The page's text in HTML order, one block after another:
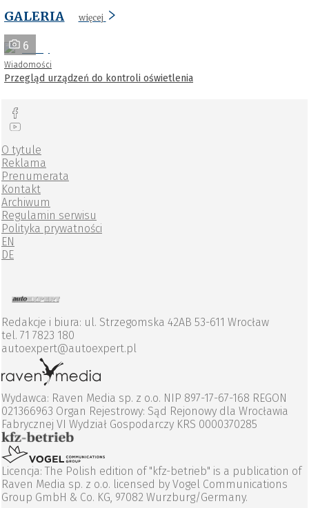
GALERIA więcej
6
Wiadomości
Przegląd urządzeń do kontroli oświetlenia
O tytule
Reklama
Prenumerata
Kontakt
Archiwum
Regulamin serwisu
Polityka prywatności
EN
DE
Redakcje i biura: ul. Strzegomska 42AB 53-611 Wrocław
tel. 71 7823 180
autoexpert@autoexpert.pl
Wydawca: Raven Media sp. z o.o. NIP 897-17-67-168 REGON
021366963 Organ Rejestrowy: Sąd Rejonowy dla Wrocławia
Fabrycznej VI Wydział Gospodarczy KRS 0000370285
Licencja: The Polish edition of "kfz-betrieb" is a publication of
Raven Media sp. z o.o. licensed by Vogel Communications
Group GmbH & Co. KG, 97082 Wurzburg/Germany.